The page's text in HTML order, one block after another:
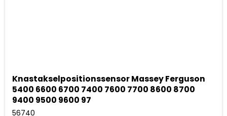
Knastakselpositionssensor Massey Ferguson
5400 6600 6700 7400 7600 7700 8600 8700
9400 9500 9600 97
56740